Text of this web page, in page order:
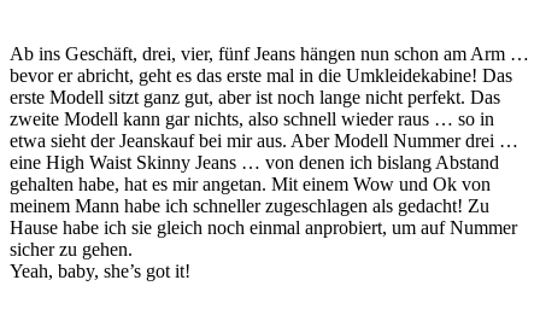
Ab ins Geschäft, drei, vier, fünf Jeans hängen nun schon am Arm …
bevor er abricht, geht es das erste mal in die Umkleidekabine! Das
erste Modell sitzt ganz gut, aber ist noch lange nicht perfekt. Das
zweite Modell kann gar nichts, also schnell wieder raus … so in
etwa sieht der Jeanskauf bei mir aus. Aber Modell Nummer drei …
eine High Waist Skinny Jeans … von denen ich bislang Abstand
gehalten habe, hat es mir angetan. Mit einem Wow und Ok von
meinem Mann habe ich schneller zugeschlagen als gedacht! Zu
Hause habe ich sie gleich noch einmal anprobiert, um auf Nummer
sicher zu gehen.
Yeah, baby, she’s got it!